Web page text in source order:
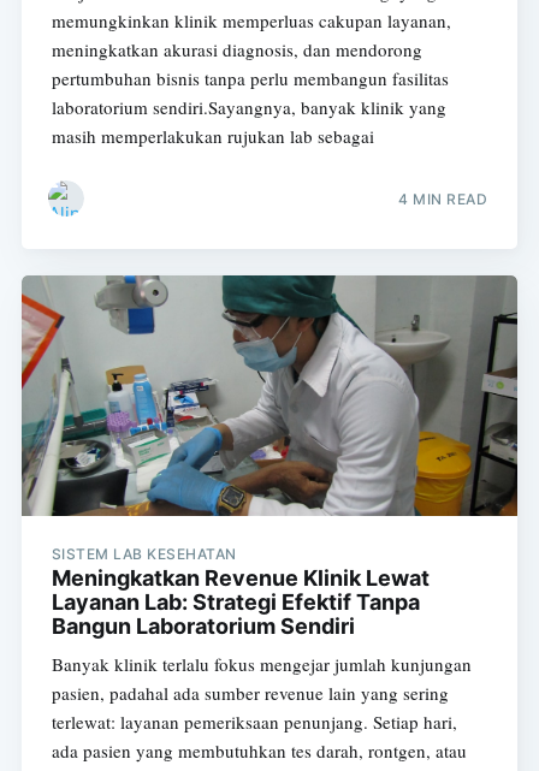
memungkinkan klinik memperluas cakupan layanan,
meningkatkan akurasi diagnosis, dan mendorong
pertumbuhan bisnis tanpa perlu membangun fasilitas
laboratorium sendiri.Sayangnya, banyak klinik yang
masih memperlakukan rujukan lab sebagai
4 MIN READ
SISTEM LAB KESEHATAN
Meningkatkan Revenue Klinik Lewat
Layanan Lab: Strategi Efektif Tanpa
Bangun Laboratorium Sendiri
Banyak klinik terlalu fokus mengejar jumlah kunjungan
pasien, padahal ada sumber revenue lain yang sering
terlewat: layanan pemeriksaan penunjang. Setiap hari,
ada pasien yang membutuhkan tes darah, rontgen, atau
Subscribe